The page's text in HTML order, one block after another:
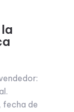
fecha de